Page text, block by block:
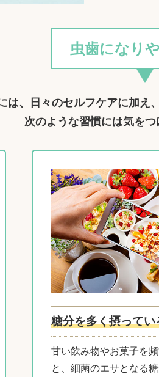
虫歯になり
は、日々のセルフケアに加え、
次のような習慣には気をつ
糖分を多く摂ってい
甘い飲み物やお菓子を
と、細菌のエサとなる